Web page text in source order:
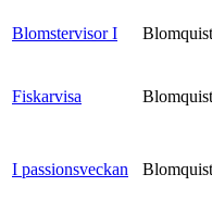
Blomstervisor I
Fiskarvisa
I passionsveckan